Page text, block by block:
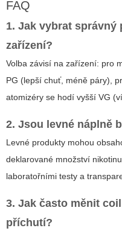
FAQ
1. Jak vybrat správný
zařízení?
Volba závisí na zařízení: pro
PG (lepší chuť, méně páry),
atomizéry se hodí vyšší VG
2. Jsou levné náplně
Levné produkty mohou
deklarované množství
laboratořními testy a
3. Jak často měnit
příchutí?